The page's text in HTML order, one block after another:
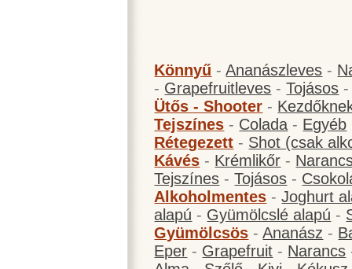
Könnyű -Ananászleves -
- Grapefruitleves -Tojásos
Ütős - Shooter -
Tejszínes - Colada - Egyéb
Rétegezett - Shot (csak
Kávés - Krémlikőr -
Tejszínes -Tojásos -
Alkoholmentes -Joghurt
alapú - Gyümölcslé alapú -
Gyümölcsös -Ananász -
Eper - Grapefruit - Narancs